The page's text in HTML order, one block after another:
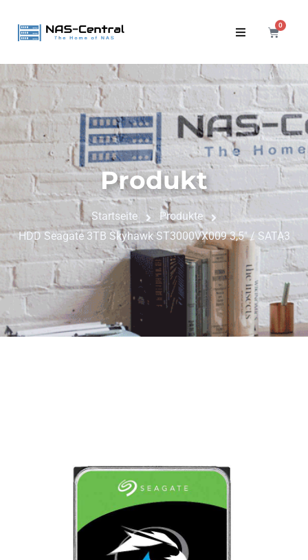
0
Produkt
Startseite
Produkte
HDD Seagate 3TB Skyhawk ST3000VX009 3,5" / SATA3